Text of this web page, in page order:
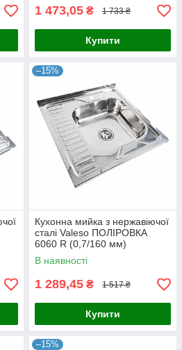
1 473,05 ₴ 1 733 ₴
Купити
–15%
Кухонна мийка з нержавіючої
сталі Valeso ПОЛІРОВКА
6060 R (0,7/160 мм)
В наявності
1 289,45 ₴ 1 517 ₴
Купити
–15%